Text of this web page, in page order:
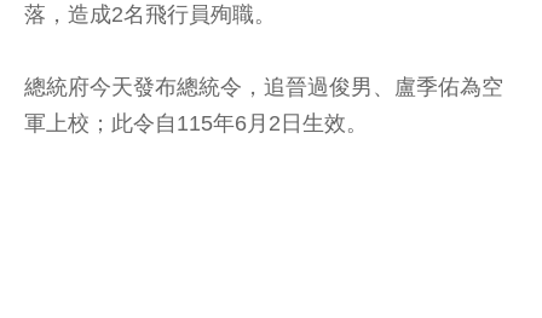
落，造成2名飛行員殉職。
總統府今天發布總統令，追晉過俊男、盧季佑為空
軍上校；此令自115年6月2日生效。